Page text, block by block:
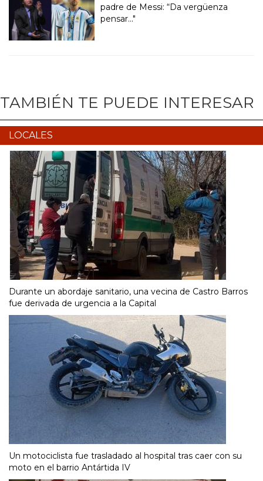
padre de Messi: “Da vergüenza
pensar..."
TAMBIÉN TE PUEDE INTERESAR
LOCALES
Durante un abordaje sanitario, una vecina de Castro Barros
fue derivada de urgencia a la Capital
Un motociclista fue trasladado al hospital tras caer con su
moto en el barrio Antártida IV